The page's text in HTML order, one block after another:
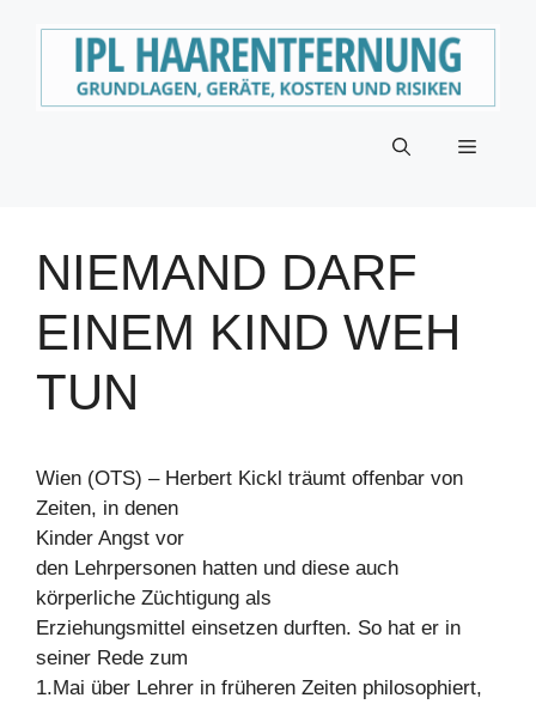
Menü
NIEMAND DARF
EINEM KIND WEH
TUN
Wien (OTS) – Herbert Kickl träumt offenbar von
Zeiten, in denen
Kinder Angst vor
den Lehrpersonen hatten und diese auch
körperliche Züchtigung als
Erziehungsmittel einsetzen durften. So hat er in
seiner Rede zum
1.Mai über Lehrer in früheren Zeiten philosophiert,